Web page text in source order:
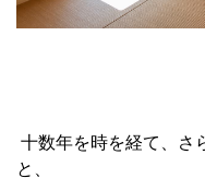
十数年を時を経て、さ
と、